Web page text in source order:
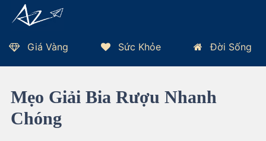
Giá Vàng Sức Khỏe Đời Sống
Trang Chủ Đời Sống Mẹo Vặt Mẹo Giải Bia Rượu Nhanh Chóng
Mẹo Giải Bia Rượu Nhanh
Chóng